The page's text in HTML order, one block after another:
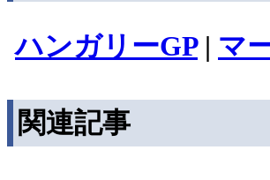
ハンガリーGP| マ
関連記事